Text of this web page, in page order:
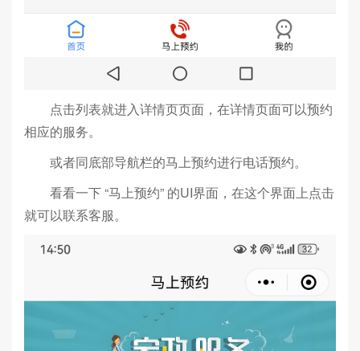
点击列表就进入详情页页面，在详情页面可以预约
相应的服务。
或者同底部导航栏的马上预约进行电话预约。
看看一下 “马上预约” 的UI界面，在这个界面上点击
就可以联系客服。